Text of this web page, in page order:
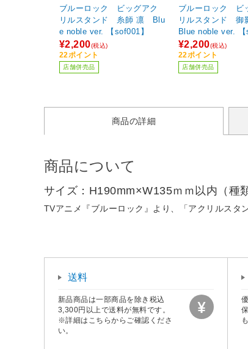
ブルーロック ビッグアク
リルスタンド 糸師 凛 Blu
e noble ver. 【sof001】
¥2,200(税込)
22ポイント
店舗併売品
ブルーロック ビ
リルスタンド 御
Blue noble ver. 【
¥2,200(税込)
22ポイント
店舗併売品
商品の詳細
商品について
サイズ：H190mm×W135ｍｍ以内（種
TVアニメ『ブルーロック』より、「アクリルスタ
送料
新品商品は一部商品を除き税込
3,300円以上で送料が無料です。
※詳細はこちらからご確認くださ
い。